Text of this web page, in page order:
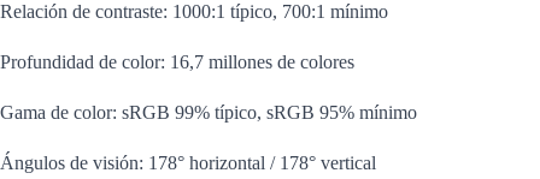
Relación de contraste: 1000:1 típico, 700:1 mínimo
Profundidad de color: 16,7 millones de colores
Gama de color: sRGB 99% típico, sRGB 95% mínimo
Ángulos de visión: 178° horizontal / 178° vertical